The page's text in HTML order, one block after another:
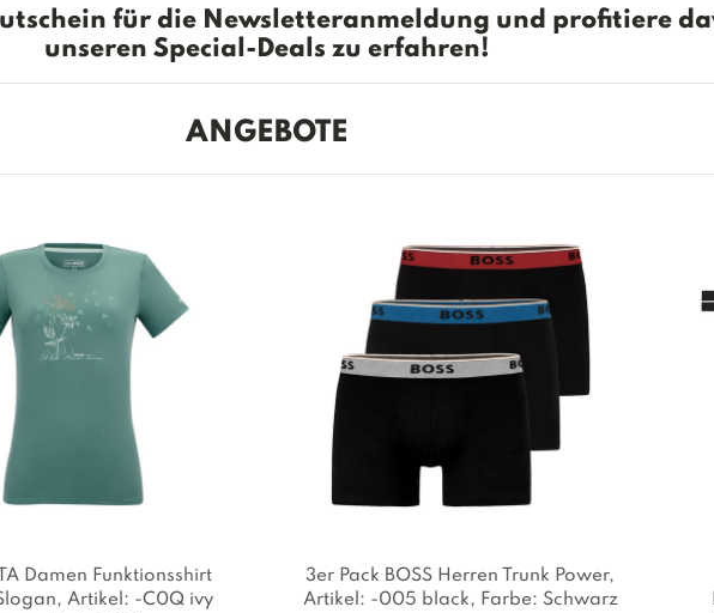
für die Newsletteranmeldung und profitiere
unseren Special-Deals zu erfahren!
ANGEBOTE
Damen Funktionsshirt
, Artikel: -C0Q ivy
3er Pack BOSS Herren Trunk Power,
Artikel: -005 black, Farbe: Schwarz